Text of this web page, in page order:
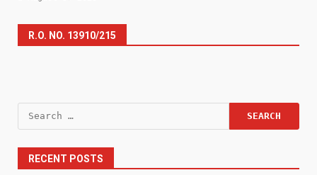
R.O. NO. 13910/215
Search
for:
RECENT POSTS